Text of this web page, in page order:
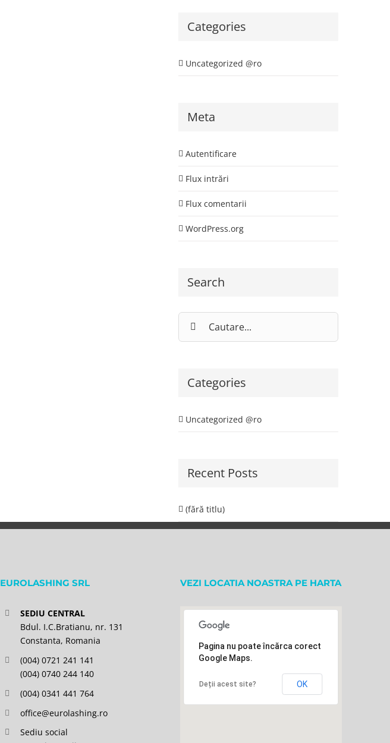
Categories
Uncategorized @ro
Meta
Autentificare
Flux intrări
Flux comentarii
WordPress.org
Search
Categories
Uncategorized @ro
Recent Posts
(fără titlu)
EUROLASHING SRL
SEDIU CENTRAL
Bdul. I.C.Bratianu, nr. 131
Constanta, Romania
(004) 0721 241 141
(004) 0740 244 140
(004) 0341 441 764
office@eurolashing.ro
Sediu social
VEZI LOCATIA NOASTRA PE HARTA
Pagina nu poate încărca corect
Google Maps.
Deții acest site? OK